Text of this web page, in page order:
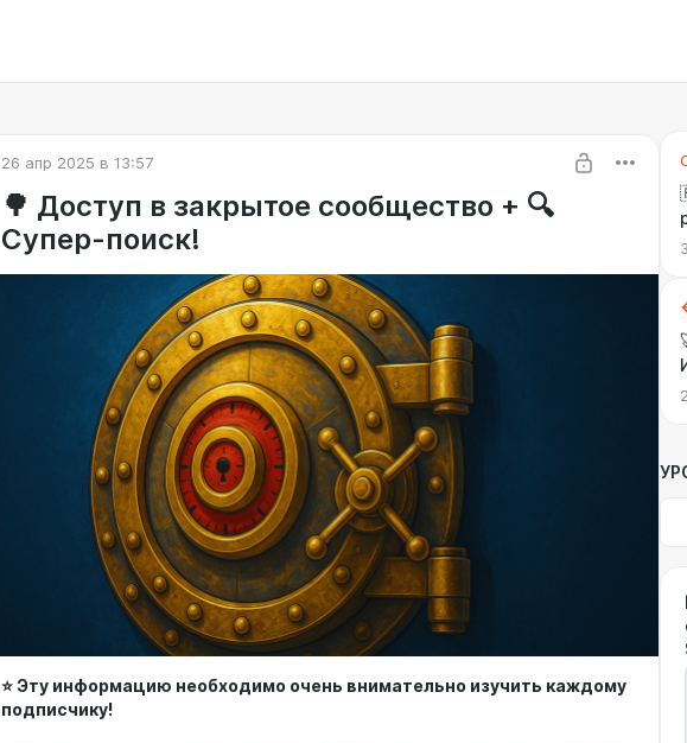
26 апр 2025 в 13:57
🌳 Доступ в закрытое сообщество + 🔍
Супер-поиск!
⭐️ Эту информацию необходимо очень внимательно изучить каждому
подписчику!